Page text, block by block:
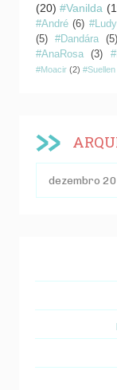
(20) #Vanilda
#André (6)
(5)
#Dandára (5)
#AnaRosa
(3)
#Moacir (2) #Suellen